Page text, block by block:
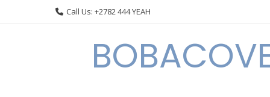
Call Us: +2782 444 YEAH